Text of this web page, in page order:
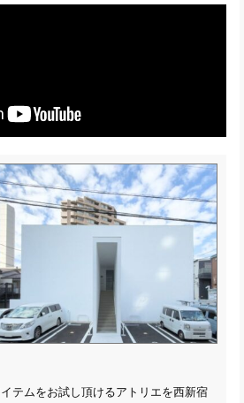
テムをお試し頂けるアトリエを西新宿